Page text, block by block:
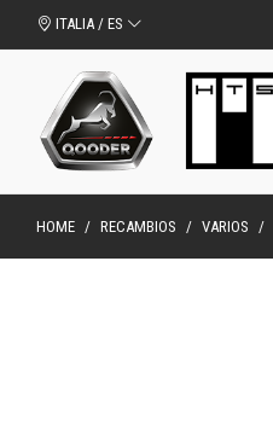
ITALIA / ES
HOME / RECAMBIOS / VARIOS /